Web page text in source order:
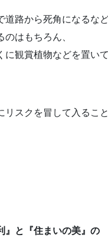
道路から死角になるな
はもちろん、
に観賞植物などを置い
スクを冒して入るこ
』と『住まいの美』の